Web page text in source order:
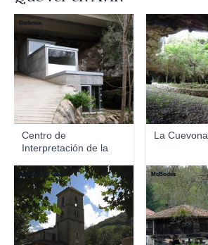
Centro de
Interpretación de la
Darboux
La Cuevona
Darboux
jacinta lluch valero McBodes